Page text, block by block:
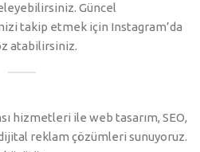
Güncel
takip etmek için Instagram’da
atabilirsiniz.
hizmetleri ile web tasarım, SEO,
reklam çözümleri sunuyoruz.